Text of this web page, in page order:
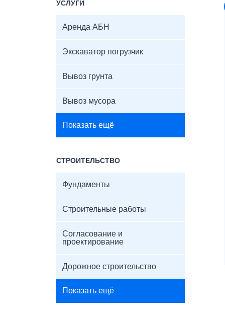
УСЛУГИ
Аренда АБН
Экскаватор погрузчик
Вывоз грунта
Вывоз мусора
Показать ещё
СТРОИТЕЛЬСТВО
Фундаменты
Строительные работы
Согласование и
проектирование
Дорожное строительство
Показать ещё